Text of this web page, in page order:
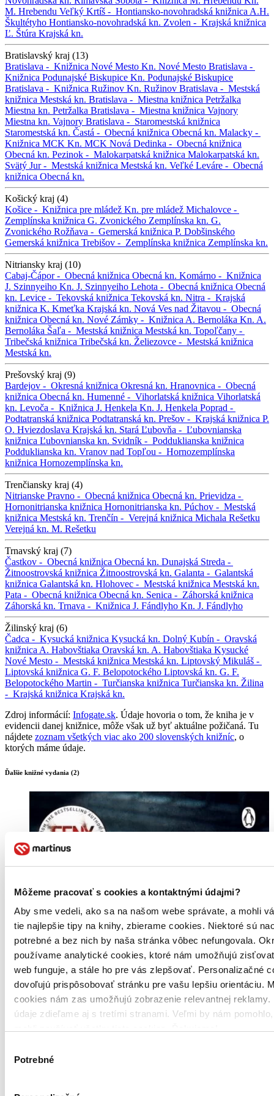
Môžeme pracovať s cookies a kontaktnými údajmi?
Aby sme vedeli, ako sa na našom webe správate, a mohli
tie najlepšie tipy na knihy, zbierame cookies. Niektoré sú
potrebné a bez nich by naša stránka vôbec nefungovala.
používame analytické cookies, ktoré nám umožňujú
web funguje, a stále ho pre vás zlepšovať. Personalizačné
dovoľujú prispôsobovať stránku pre vašu lepšiu orientáciu.
cookies nám zas umožňujú zobrazenie relevantnej reklamy.
údaje zdieľame aj s tretími stranami. Veľmi by nám
súhlasu
Potrebné
M. Hrebendu Veľký Krtíš - Hontiansko-novohradská knižnica A.H.
Škultétyho Hontiansko-novohradská kn. Zvolen - Krajská knižnica
Ľ. Štúra Krajská kn.
Bratislavský kraj (13)
Bratislava - Knižnica Nové Mesto Kn. Nové Mesto Bratislava -
Knižnica Podunajské Biskupice Kn. Podunajské Biskupice
Bratislava - Knižnica Ružinov Kn. Ružinov Bratislava - Mestská
knižnica Mestská kn. Bratislava - Miestna knižnica Petržalka
Miestna kn. Petržalka Bratislava - Miestna knižnica Vajnory
Miestna kn. Vajnory Bratislava - Staromestská knižnica
Staromestská kn. Častá - Obecná knižnica Obecná kn. Malacky -
Knižnica MCK Kn. MCK Nová Dedinka - Obecná knižnica
Obecná kn. Pezinok - Malokarpatská knižnica Malokarpatská kn.
Svätý Jur - Mestská knižnica Mestská kn. Veľké Leváre - Obecná
knižnica Obecná kn.
Košický kraj (4)
Košice - Knižnica pre mládež Kn. pre mládež Michalovce -
Zemplínska knižnica G. Zvonického Zemplínska kn. G.
Zvonického Rožňava - Gemerská knižnica P. Dobšinského
Gemerská knižnica Trebišov - Zemplínska knižnica Zemplínska kn.
Nitriansky kraj (10)
Cabaj-Čápor - Obecná knižnica Obecná kn. Komárno - Knižnica
J. Szinnyeiho Kn. J. Szinnyeiho Lehota - Obecná knižnica Obecná
kn. Levice - Tekovská knižnica Tekovská kn. Nitra - Krajská
knižnica K. Kmeťka Krajská kn. Nová Ves nad Žitavou - Obecná
knižnica Obecná kn. Nové Zámky - Knižnica A. Bernoláka Kn. A.
Bernoláka Šaľa - Mestská knižnica Mestská kn. Topoľčany -
Tribečská knižnica Tribečská kn. Želiezovce - Mestská knižnica
Mestská kn.
Prešovský kraj (9)
Bardejov - Okresná knižnica Okresná kn. Hranovnica - Obecná
knižnica Obecná kn. Humenné - Vihorlatská knižnica Vihorlatská
kn. Levoča - Knižnica J. Henkela Kn. J. Henkela Poprad -
Podtatranská knižnica Podtatranská kn. Prešov - Krajská knižnica P.
O. Hviezdoslava Krajská kn. Stará Ľubovňa - Ľubovnianska
knižnica Ľubovnianska kn. Svidník - Podduklianska knižnica
Podduklianska kn. Vranov nad Topľou - Hornozemplínska
knižnica Hornozemplínska kn.
Trenčiansky kraj (4)
Nitrianske Pravno - Obecná knižnica Obecná kn. Prievidza -
Hornonitrianska knižnica Hornonitrianska kn. Púchov - Mestská
knižnica Mestská kn. Trenčín - Verejná knižnica Michala Rešetku
Verejná kn. M. Rešetku
Trnavský kraj (7)
Častkov - Obecná knižnica Obecná kn. Dunajská Streda -
Žitnoostrovská knižnica Žitnoostrovská kn. Galanta - Galantská
knižnica Galantská kn. Hlohovec - Mestská knižnica Mestská kn.
Pata - Obecná knižnica Obecná kn. Senica - Záhorská knižnica
Záhorská kn. Trnava - Knižnica J. Fándlyho Kn. J. Fándlyho
Žilinský kraj (6)
Čadca - Kysucká knižnica Kysucká kn. Dolný Kubín - Oravská
knižnica A. Habovštiaka Oravská kn. A. Habovštiaka Kysucké
Nové Mesto - Mestská knižnica Mestská kn. Liptovský Mikuláš -
Liptovská knižnica G. F. Belopotockého Liptovská kn. G. F.
Belopotockého Martin - Turčianska knižnica Turčianska kn. Žilina
- Krajská knižnica Krajská kn.
Zdroj informácií: Infogate.sk. Údaje hovoria o tom, že kniha je v
evidencii danej knižnice, môže však už byť aktuálne požičaná. Tu
nájdete zoznam všetkých viac ako 200 slovenských knižníc, o
ktorých máme údaje.
Ďalšie knižné vydania (2)